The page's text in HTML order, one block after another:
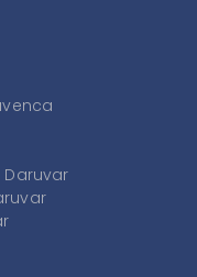
Daruvar